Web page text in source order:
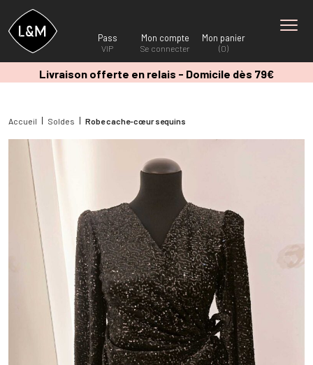
Pass
VIP
Mon compte
Se connecter
Mon panier
(0)
Livraison offerte en relais - Domicile dès 79€
Accueil Soldes Robe cache-cœur sequins